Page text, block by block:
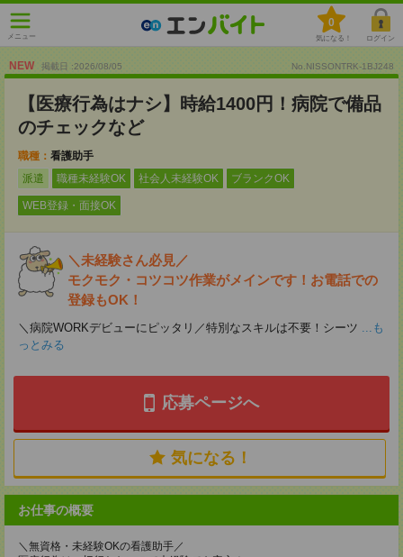
メニュー
0
気になる！ ログイン
NEW 掲載日 :2026/08/05 No.NISSONTRK-1BJ248
【医療行為はナシ】時給1400円！病院で備品
のチェックなど
職種： 看護助手
派遣
職種未経験OK 社会人未経験OK ブランクOK
WEB登録・面接OK
＼未経験さん必見／
モクモク・コツコツ作業がメインです！お電話での
登録もOK！
＼病院WORKデビューにピッタリ／特別なスキルは不要！シーツ ...も
っとみる
応募ページへ
気になる！
お仕事の概要
＼無資格・未経験OKの看護助手／